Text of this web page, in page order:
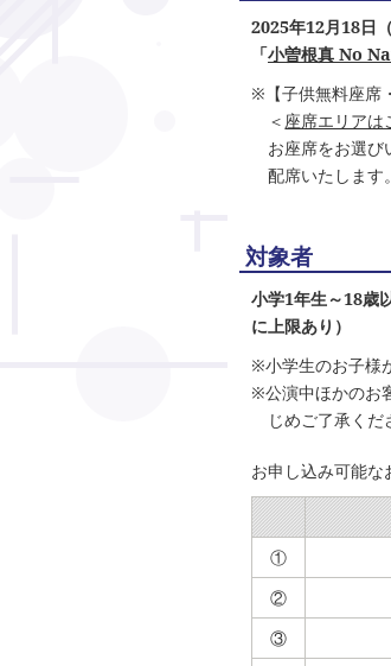
2025年12月18日
「小曽根真 No
※【子供無料座席
＜ 座席エリアは
お座席をお選び
配席いたします。
対象者
小学1年生～18歳
に上限あり）
※小学生のお子様
※公演中ほかのお
じめご了承くだ
お申し込み可能な
①
②
③